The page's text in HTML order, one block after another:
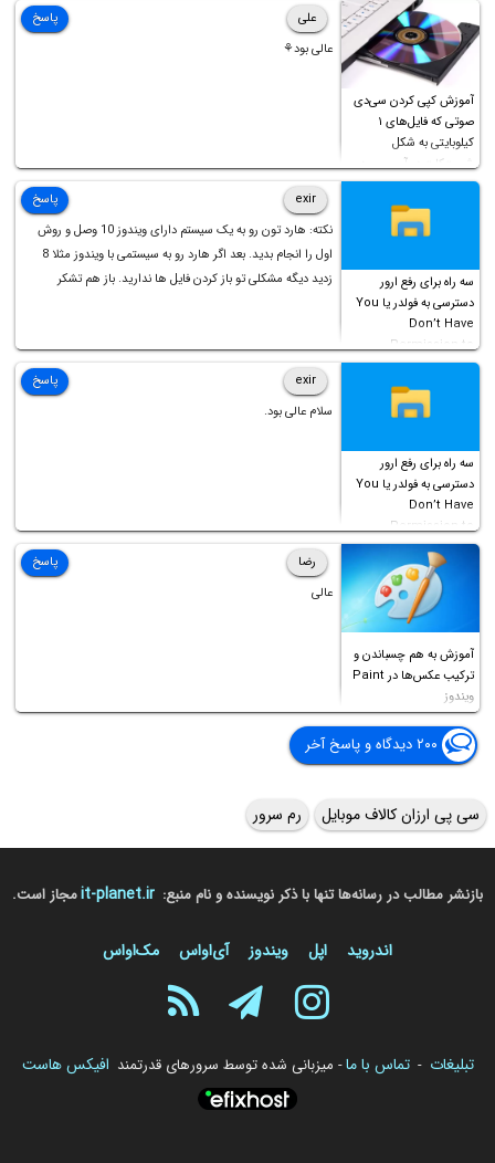
آموزش کپی کردن سی‌دی
صوتی که فایل‌های ۱
کیلوبایتی به شکل
شورت‌کات در آن موجود
است!
علی
عالی بود⚘
پاسخ
سه راه برای رفع ارور
دسترسی به فولدر یا You
Don’t Have
Permission to
Access this folder
exir
نکته: هارد تون رو به یک سیستم دارای ویندوز 10 وصل و روش
اول را انجام بدید. بعد اگر هارد رو به سیستمی با ویندوز مثلا 8
زدید دیگه مشکلی تو باز کردن فایل ها ندارید. باز هم تشکر
پاسخ
سه راه برای رفع ارور
دسترسی به فولدر یا You
Don’t Have
Permission to
Access this folder
exir
سلام عالی بود.
پاسخ
آموزش به هم چسباندن و
ترکیب عکس‌ها در Paint
ویندوز
رضا
عالی
پاسخ
۲۰۰ دیدگاه و پاسخ آخر
سی پی ارزان کالاف موبایل رم سرور
بازنشر مطالب در رسانه‌ها تنها با ذکر نویسنده و نام منبع: it-planet.irمجاز است.
اندروید اپل ویندوز آی‌او‌اس مک‌او‌اس
تبلیغات - تماس با ما- میزبانی شده توسط سرورهای قدرتمند افیکس هاست